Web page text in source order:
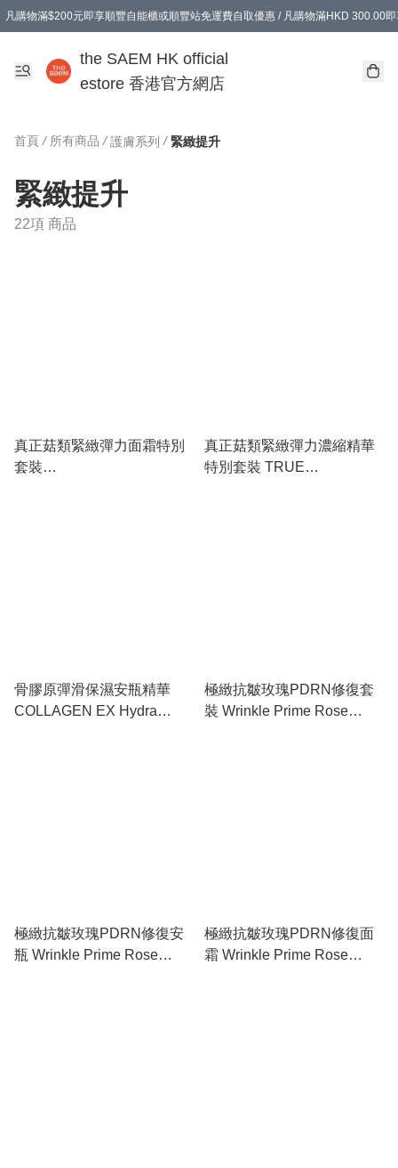
凡購物滿$200元即享順豐自能櫃或順豐站免運費自取優惠 / 凡購物滿HKD 300.00
the SAEM HK official
estore 香港官方網店
首頁 / 所有商品 / 護膚系列 / 緊緻提升
緊緻提升
22項 商品
真正菇類緊緻彈力面霜特別
套裝
真正菇類緊緻彈力濃縮精華
特別套裝 TRUE
骨膠原彈滑保濕安瓶精華
COLLAGEN EX Hydra
極緻抗皺玫瑰PDRN修復套
裝 Wrinkle Prime Rose
極緻抗皺玫瑰PDRN修復安
瓶 Wrinkle Prime Rose
極緻抗皺玫瑰PDRN修復面
霜 Wrinkle Prime Rose